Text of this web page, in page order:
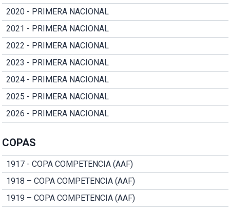
2020 - PRIMERA NACIONAL
2021 - PRIMERA NACIONAL
2022 - PRIMERA NACIONAL
2023 - PRIMERA NACIONAL
2024 - PRIMERA NACIONAL
2025 - PRIMERA NACIONAL
2026 - PRIMERA NACIONAL
COPAS
1917 - COPA COMPETENCIA (AAF)
1918 – COPA COMPETENCIA (AAF)
1919 – COPA COMPETENCIA (AAF)